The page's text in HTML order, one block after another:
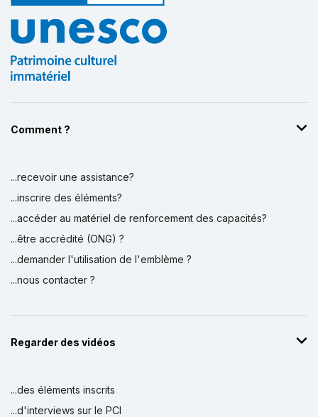
Comment ?
...recevoir une assistance?
...inscrire des éléments?
...accéder au matériel de renforcement des capacités?
...être accrédité (ONG) ?
...demander l'utilisation de l'emblème ?
...nous contacter ?
Regarder des vidéos
...des éléments inscrits
...d'interviews sur le PCI